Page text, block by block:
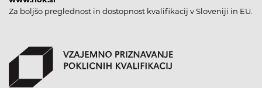
Za boljšo preglednost in dostopnost kvalifikacij v Sloveniji in EU.